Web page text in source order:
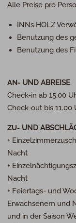
Alle Preise pro
INNs HOLZ
Benutzung des
Benutzung des
AN- UND ABREISE
Check-in ab 15.00
Check-out bis 11.00
ZU- UND
+
Nacht
+
Nacht
+ Feiertags- und
Erwachsenem und
und in der Saison